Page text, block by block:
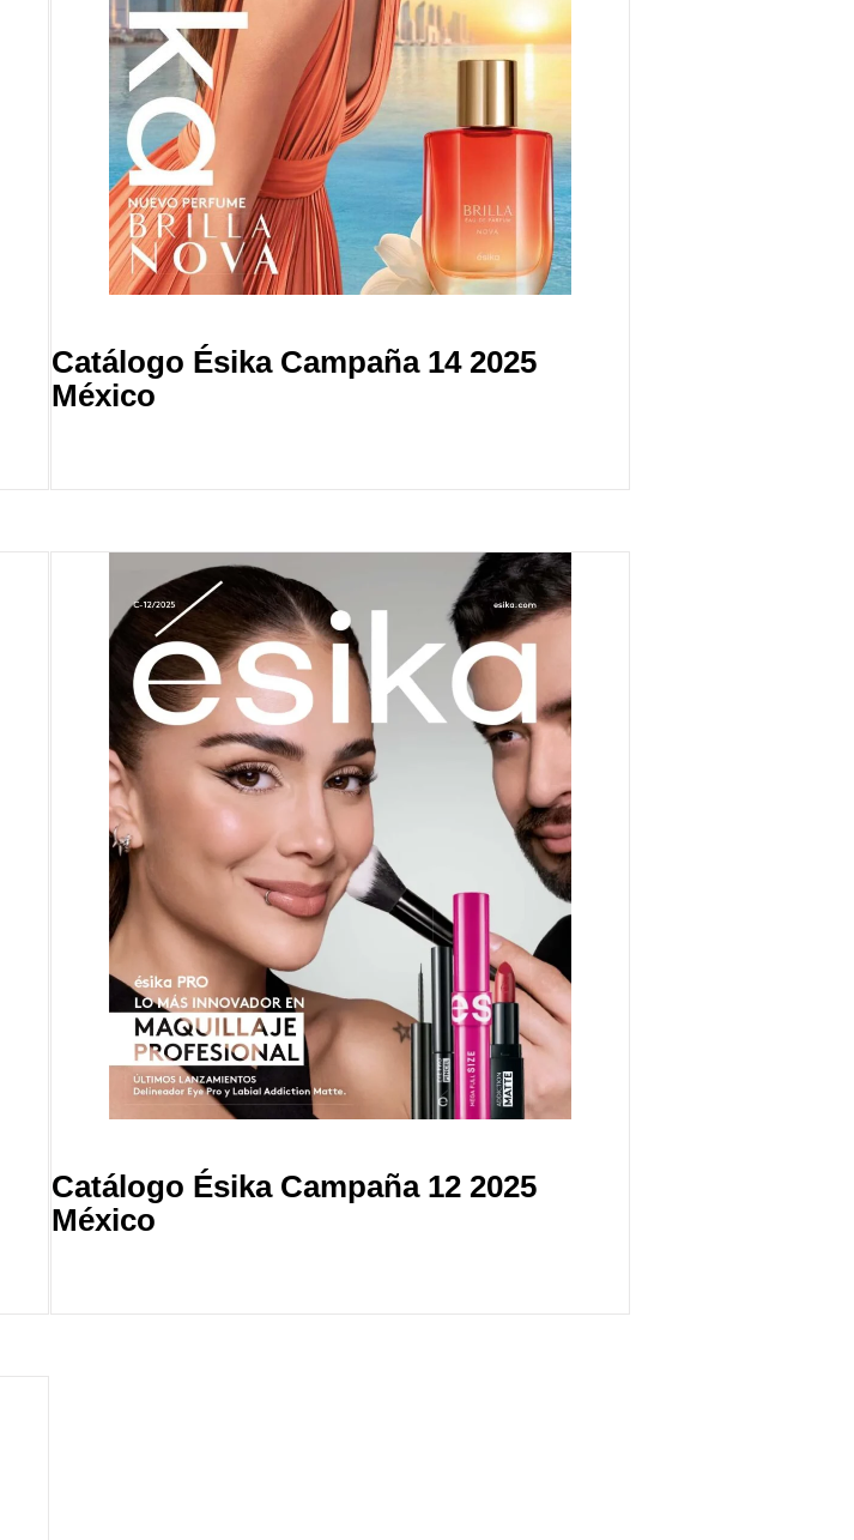
Catálogo Ésika Campaña 14 2025
México
Catálogo Ésika Campaña 12 2025
México